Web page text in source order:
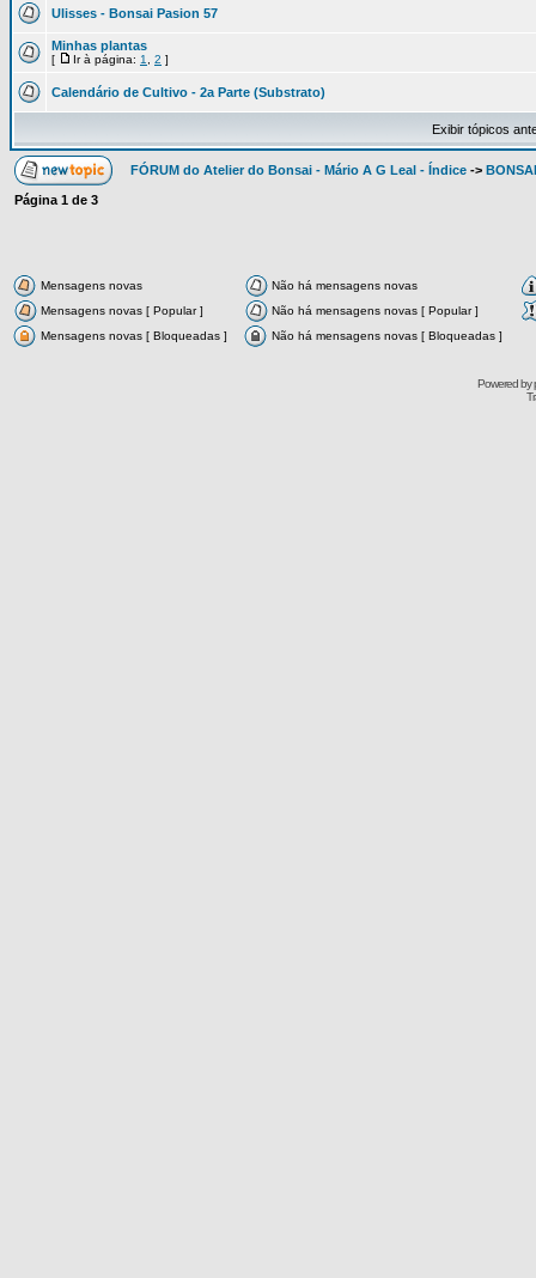
Ulisses - Bonsai Pasion 57
Minhas plantas
[ Ir à página: 1 2 ]
Calendário de Cultivo - 2a Parte (Substrato)
Exibir tópicos
FÓRUM do Atelier do Bonsai - Mário A G Leal - Índice ->
Página 1 de 3
Mensagens novas
Não há mensagens novas
Mensagens novas [ Popular ]
Não há mensagens novas [ Popular ]
Mensagens novas [ Bloqueadas ]
Não há mensagens novas [ Bloqueadas ]
Powered by